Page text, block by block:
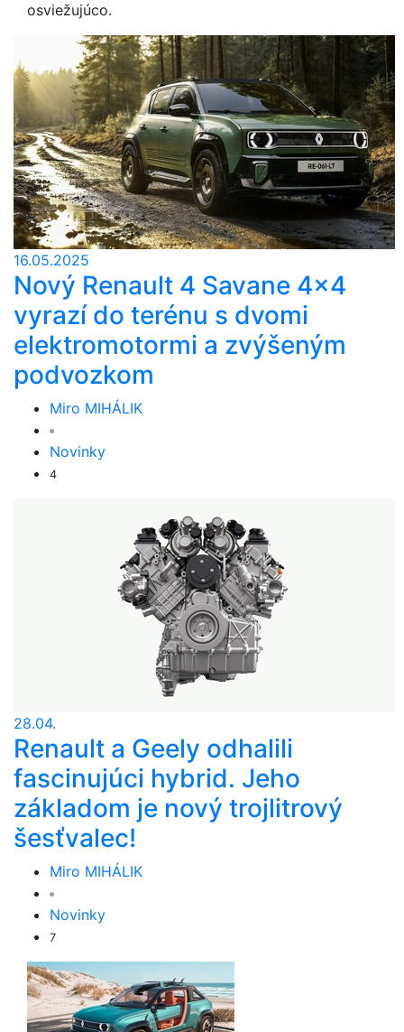
osviežujúco.
16.05.2025
Nový Renault 4 Savane 4x4
vyrazí do terénu s dvomi
elektromotormi a zvýšeným
podvozkom
Miro MIHÁLIK
Novinky
4
28.04.
Renault a Geely odhalili
fascinujúci hybrid. Jeho
základom je nový trojlitrový
šesťvalec!
Miro MIHÁLIK
Novinky
7